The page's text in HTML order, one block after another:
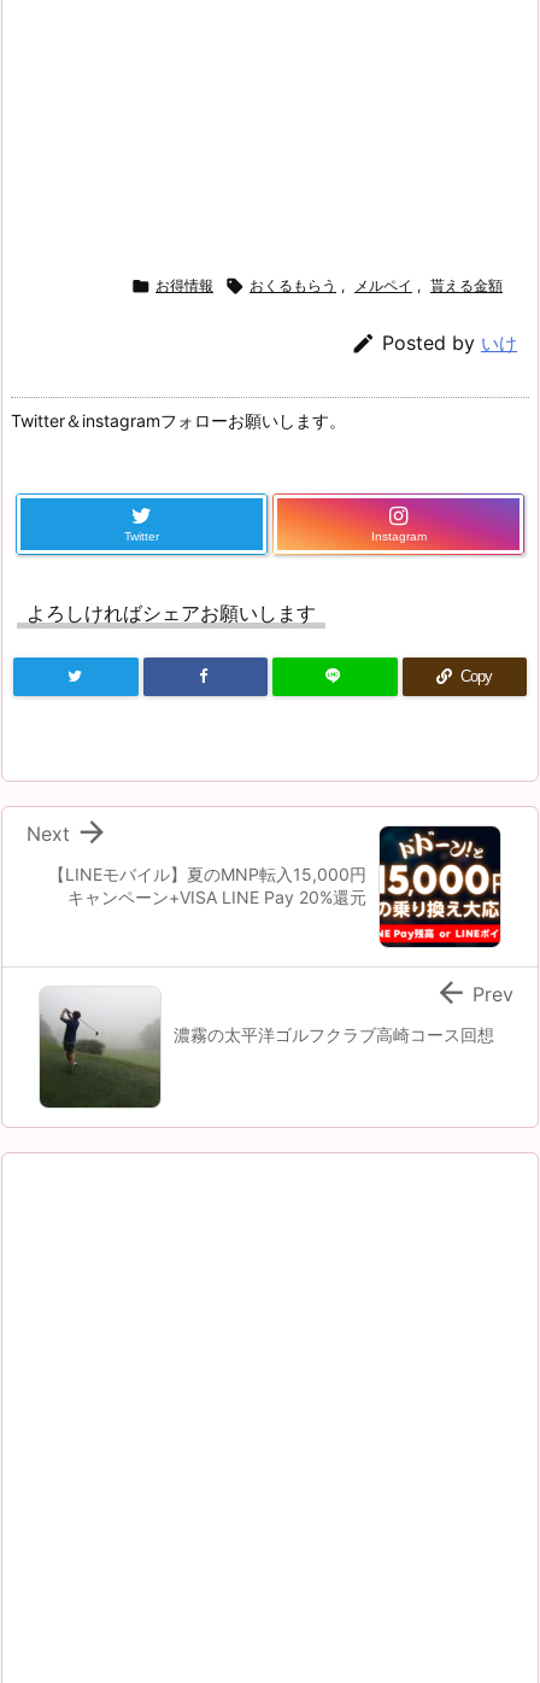
 お得情報  おくるもらう , メルペイ , 貰える金額
 Posted by いけ
Twitter＆instagramフォローお願いします。
Twitter Instagram
よろしければシェアお願いします
Copy
【LINEモバイル】夏のMNP転入15,000円
キャンペーン+VISA LINE Pay 20%還元

Next
濃霧の太平洋ゴルフクラブ高崎コース回想
 Prev